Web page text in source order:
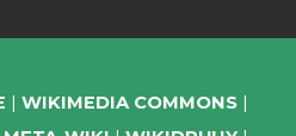
WIKIMEDIA COMMONS